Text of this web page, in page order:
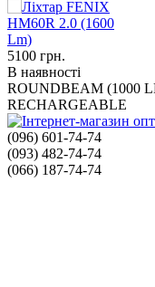
5100 грн.
В наявності
ROUNDBEAM (1000
RECHARGEABLE
(096) 601-74-74
(093) 482-74-74
(066) 187-74-74